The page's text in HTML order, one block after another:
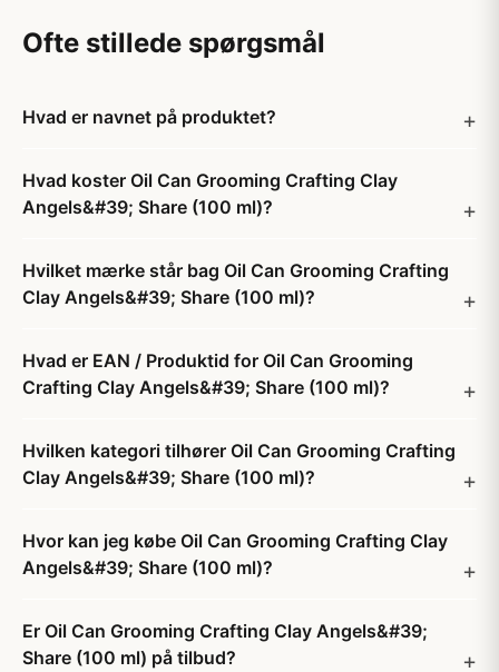
Ofte stillede spørgsmål
Hvad er navnet på produktet?
Hvad koster Oil Can Grooming Crafting Clay
Angels&#39; Share (100 ml)?
Hvilket mærke står bag Oil Can Grooming Crafting
Clay Angels&#39; Share (100 ml)?
Hvad er EAN / Produktid for Oil Can Grooming
Crafting Clay Angels&#39; Share (100 ml)?
Hvilken kategori tilhører Oil Can Grooming Crafting
Clay Angels&#39; Share (100 ml)?
Hvor kan jeg købe Oil Can Grooming Crafting Clay
Angels&#39; Share (100 ml)?
Er Oil Can Grooming Crafting Clay Angels&#39;
Share (100 ml) på tilbud?